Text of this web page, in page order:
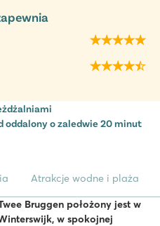
oddalony o zaledwie 20 minut
Atrakcje wodne i plaża
Bruggen położony jest w
w spokojnej